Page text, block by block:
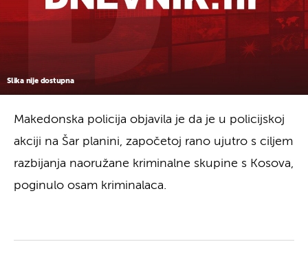
Slika nije dostupna
Makedonska policija objavila je da je u policijskoj
akciji na Šar planini, započetoj rano ujutro s ciljem
razbijanja naoružane kriminalne skupine s Kosova,
poginulo osam kriminalaca.